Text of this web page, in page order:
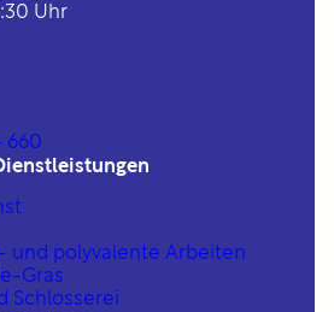
Uhr
660
und polyvalente Arbeiten
Gras
Schlosserei